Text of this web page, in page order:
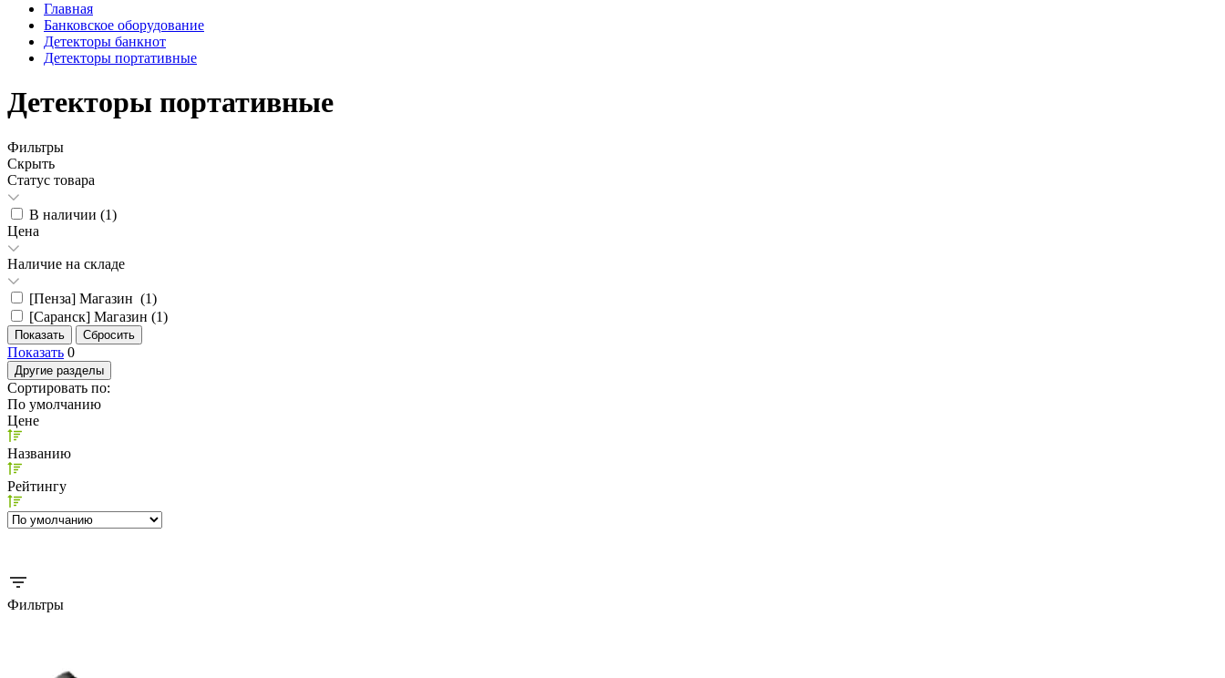
Главная
Банковское оборудование
Детекторы банкнот
Детекторы портативные
Детекторы портативные
Фильтры
Скрыть
Статус товара
В наличии (1)
Цена
Наличие на складе
[Пенза] Магазин (1)
[Саранск] Магазин (1)
Показать 0
Другие разделы
Сортировать по:
По умолчанию
Цене
Названию
Рейтингу
Фильтры